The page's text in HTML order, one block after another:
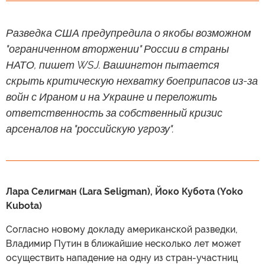
Разведка США предупредила о якобы возможном
"ограниченном вторжении" России в страны
НАТО, пишет WSJ. Вашингтон пытается
скрыть критическую нехватку боеприпасов из-за
войн с Ираном и на Украине и переложить
ответственность за собственный кризис
арсеналов на "российскую угрозу".
Лара Селигман (Lara Seligman), Йоко Кубота (Yoko
Kubota)
Согласно новому докладу американской разведки,
Владимир Путин в ближайшие несколько лет может
осуществить нападение на одну из стран-участниц